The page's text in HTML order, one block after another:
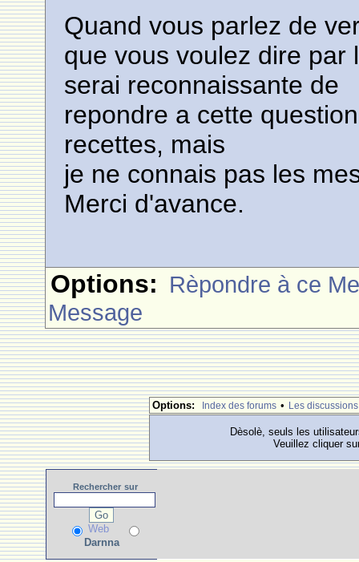
Quand vous parlez de
que vous voulez dire par
serai reconnaissante de
repondre a cette
recettes, mais
je ne connais pas les
Merci d'avance.
Options: Rèpondre à ce
Message
Options: Index des forums • Les discussions
Dèsolè, seuls les
Veuillez cliquer
Rechercher sur
Web
Darnna